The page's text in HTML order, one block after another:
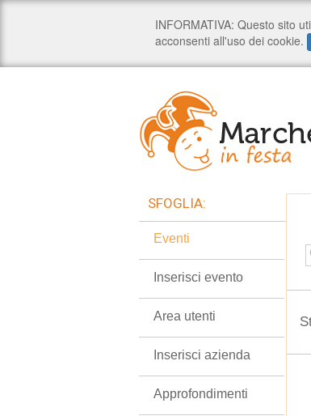
SFOGLIA:
Eventi
Inserisci evento
Area utenti
Inserisci azienda
Approfondimenti